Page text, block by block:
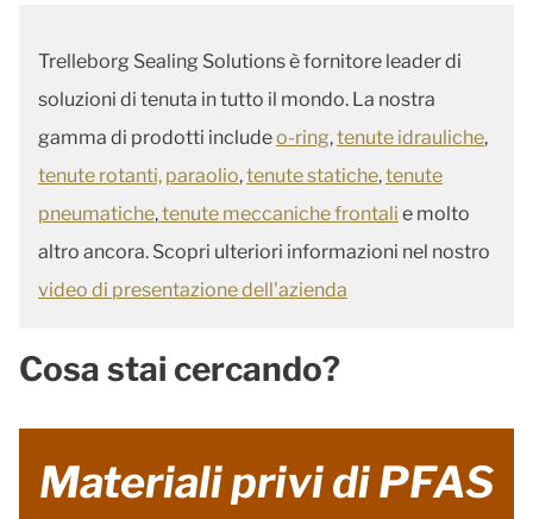
Trelleborg Sealing Solutions è fornitore leader di
soluzioni di tenuta in tutto il mondo. La nostra
gamma di prodotti includeo-ring,tenute idrauliche,
tenute rotanti, paraolio,tenute statiche,tenute
pneumatiche,tenute meccaniche frontali e molto
altro ancora. Scopri ulteriori informazioni nel nostro
video di presentazione dell'azienda
Cosa stai cercando?
Materiali privi di PFAS